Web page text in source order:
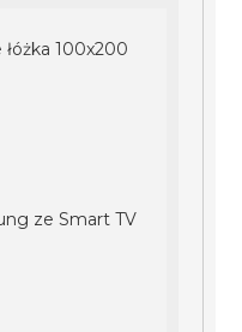
100x200
ze Smart TV